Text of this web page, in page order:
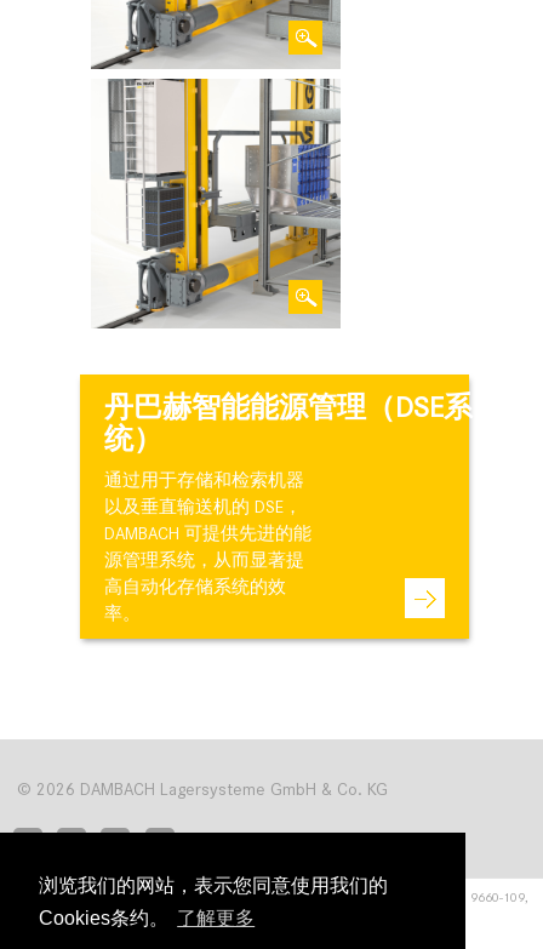
浏览我们的网站，表示您同意使用我们的
Cookies条约。
了解更多
丹巴赫智能能源管理（DSE系
统）
通过用于存储和检索机器
以及垂直输送机的 DSE，
DAMBACH 可提供先进的能
源管理系统，从而显著提
高自动化存储系统的效
率。
© 2026 DAMBACH Lagersysteme GmbH & Co. KG
Hardrain 1■76476 Bischweier
电话 +49 (0) 72 22 9660-0, 传真 +49 (0) 72 22 9660-109,
info@dambach-lagersysteme.com